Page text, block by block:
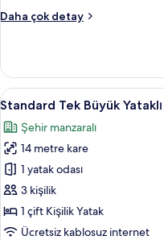
için
görün
Daha çok detay
Deluxe
city
view,
Staircase
hakkında
daha
fazla
detay
Standard
Tek
Büyük
Yataklı
Oda,
Şehir
Manzaralı
için
5
Standard Tek Büyük
Şehir manzaralı
14 metre kare
1 yatak odası
3 kişilik
1 çift Kişilik Yatak
Ücretsiz kablosuz internet